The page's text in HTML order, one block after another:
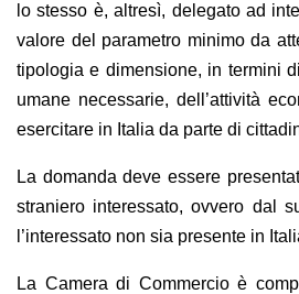
lo stesso è, altresì, delegato ad
valore del parametro minimo da
tipologia e dimensione, in termini
umane necessarie, dell’attività
esercitare in Italia da parte di
La domanda deve essere
straniero interessato, ovvero dal
l’interessato non sia presente in
La Camera di Commercio è